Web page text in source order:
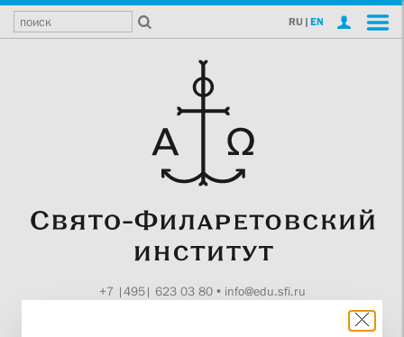
RU | EN
+7 |495| 623 03 80• info@edu.sfi.ru